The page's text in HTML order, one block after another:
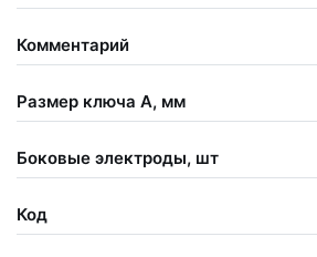
Комментарий
Размер ключа А, мм
Боковые электроды, шт
Код